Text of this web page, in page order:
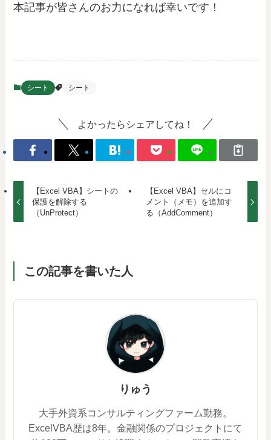
本記事が皆さんのお力になれば幸いです！
シート シート
よかったらシェアしてね！
【Excel VBA】シートの
保護を解除する
（UnProtect）
【Excel VBA】セルにコ
メント（メモ）を追加す
る（AddComment）
この記事を書いた人
りゅう
大手外資系コンサルティングファーム勤務。
ExcelVBA歴は8年。金融関係のプロジェクトにて